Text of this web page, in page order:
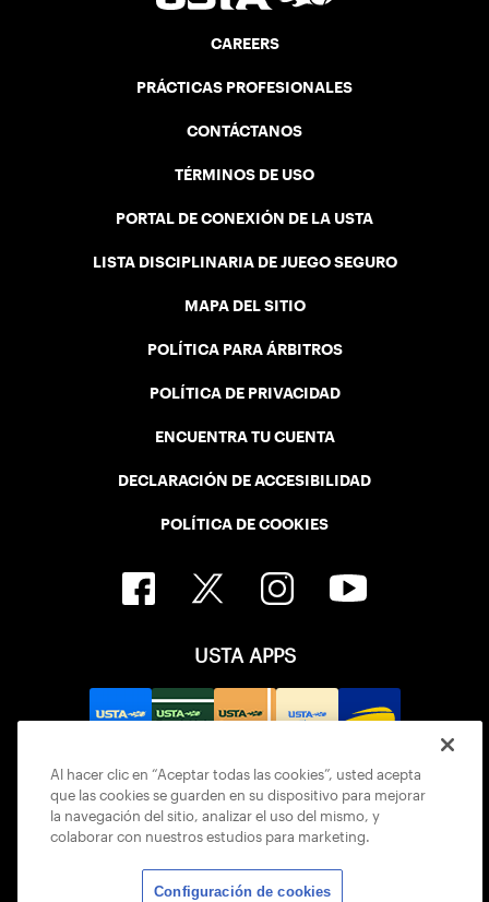
CAREERS
PRÁCTICAS PROFESIONALES
CONTÁCTANOS
TÉRMINOS DE USO
PORTAL DE CONEXIÓN DE LA USTA
LISTA DISCIPLINARIA DE JUEGO SEGURO
MAPA DEL SITIO
POLÍTICA PARA ÁRBITROS
POLÍTICA DE PRIVACIDAD
ENCUENTRA TU CUENTA
DECLARACIÓN DE ACCESIBILIDAD
POLÍTICA DE COOKIES
USTA APPS
Al hacer clic en “Aceptar todas las cookies”, usted acepta
que las cookies se guarden en su dispositivo para mejorar
la navegación del sitio, analizar el uso del mismo, y
colaborar con nuestros estudios para marketing.
Configuración de cookies